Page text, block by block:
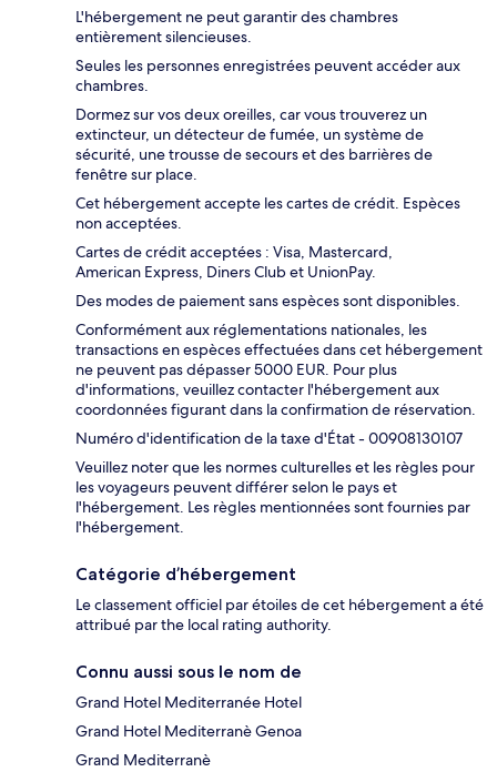
L'hébergement ne peut garantir des chambres
entièrement silencieuses.
Seules les personnes enregistrées peuvent accéder aux
chambres.
Dormez sur vos deux oreilles, car vous trouverez un
extincteur, un détecteur de fumée, un système de
sécurité, une trousse de secours et des barrières de
fenêtre sur place.
Cet hébergement accepte les cartes de crédit. Espèces
non acceptées.
Cartes de crédit acceptées : Visa, Mastercard,
American Express, Diners Club et UnionPay.
Des modes de paiement sans espèces sont disponibles.
Conformément aux réglementations nationales, les
transactions en espèces effectuées dans cet hébergement
ne peuvent pas dépasser 5000 EUR. Pour plus
d'informations, veuillez contacter l'hébergement aux
coordonnées figurant dans la confirmation de réservation.
Numéro d'identification de la taxe d'État - 00908130107
Veuillez noter que les normes culturelles et les règles pour
les voyageurs peuvent différer selon le pays et
l'hébergement. Les règles mentionnées sont fournies par
l'hébergement.
Catégorie d’hébergement
Le classement officiel par étoiles de cet hébergement a été
attribué par the local rating authority.
Connu aussi sous le nom de
Grand Hotel Mediterranée Hotel
Grand Hotel Mediterranè Genoa
Grand Mediterranè